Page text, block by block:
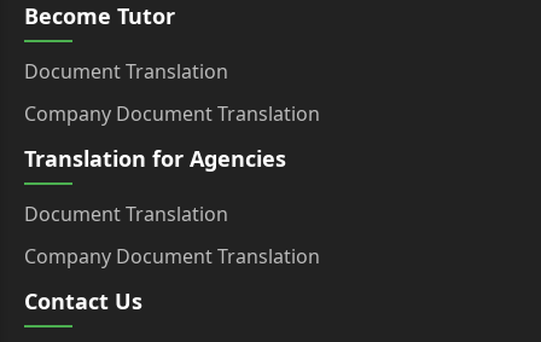
Become Tutor
Document Translation
Company Document Translation
Translation for Agencies
Document Translation
Company Document Translation
Contact Us